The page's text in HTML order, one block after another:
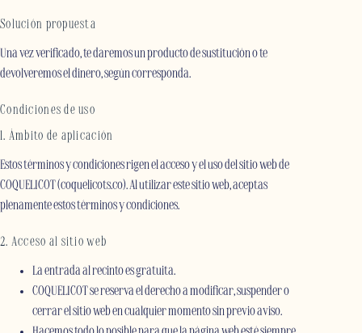
Solución propuesta
Una vez verificado, te daremos un producto de sustitución o te
devolveremos el dinero, según corresponda.
Condiciones de uso
1. Ámbito de aplicación
Estos términos y condiciones rigen el acceso y el uso del sitio web de
COQUELICOT (coquelicots.co). Al utilizar este sitio web, aceptas
plenamente estos términos y condiciones.
2. Acceso al sitio web
La entrada al recinto es gratuita.
COQUELICOT se reserva el derecho a modificar, suspender o
cerrar el sitio web en cualquier momento sin previo aviso.